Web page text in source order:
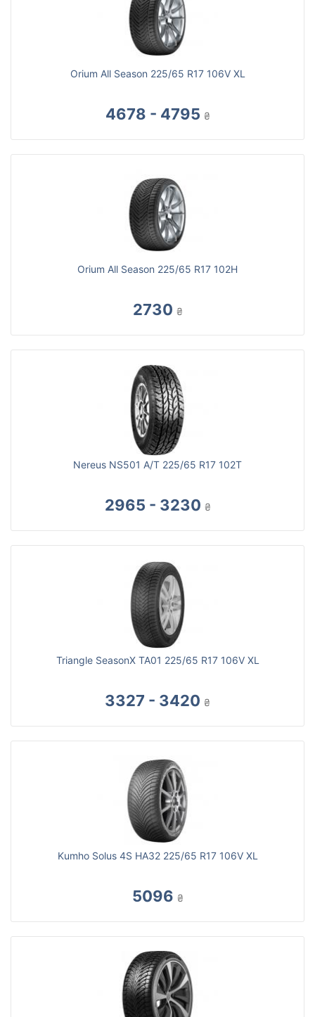
Orium All Season 225/65 R17 106V XL
4678 - 4795 ₴
Orium All Season 225/65 R17 102H
2730 ₴
Nereus NS501 A/T 225/65 R17 102T
2965 - 3230 ₴
Triangle SeasonX TA01 225/65 R17 106V XL
3327 - 3420 ₴
Kumho Solus 4S HA32 225/65 R17 106V XL
5096 ₴